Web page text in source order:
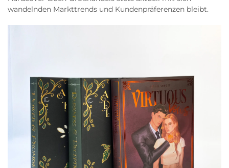
wandelnden Markttrends und Kundenpräferenzen bleibt.